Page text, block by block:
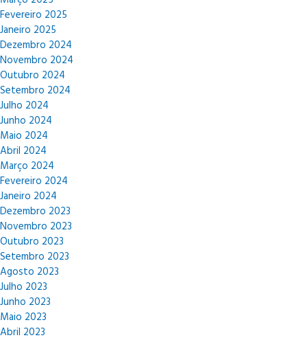
Fevereiro 2025
Janeiro 2025
Dezembro 2024
Novembro 2024
Outubro 2024
Setembro 2024
Julho 2024
Junho 2024
Maio 2024
Abril 2024
Março 2024
Fevereiro 2024
Janeiro 2024
Dezembro 2023
Novembro 2023
Outubro 2023
Setembro 2023
Agosto 2023
Julho 2023
Junho 2023
Maio 2023
Abril 2023